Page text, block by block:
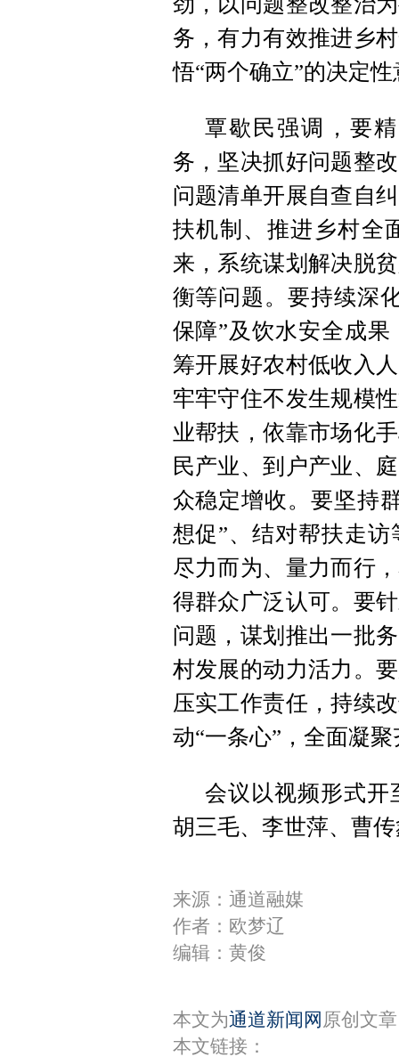
务，有力有效推进乡
悟“两个确立”的决定
覃歇民强调，要
务，坚决抓好问题整
问题清单开展自查自
扶机制、推进乡村全
来，系统谋划解决脱
衡等问题。要持续深
保障”及饮水安全成
筹开展好农村低收入
牢牢守住不发生规模
业帮扶，依靠市场化
民产业、到户产业、
众稳定增收。要坚持
想促”、结对帮扶走
尽力而为、量力而行
得群众广泛认可。要
问题，谋划推出一批
村发展的动力活力。
压实工作责任，持续
动“一条心”，全面凝
会议以视频形式开
胡三毛、李世萍、曹
来源：通道融媒
作者：欧梦辽
编辑：黄俊
本文为通道新闻网 原创文
本文链接：